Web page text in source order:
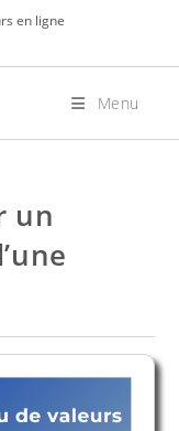
en ligne
Menu
un